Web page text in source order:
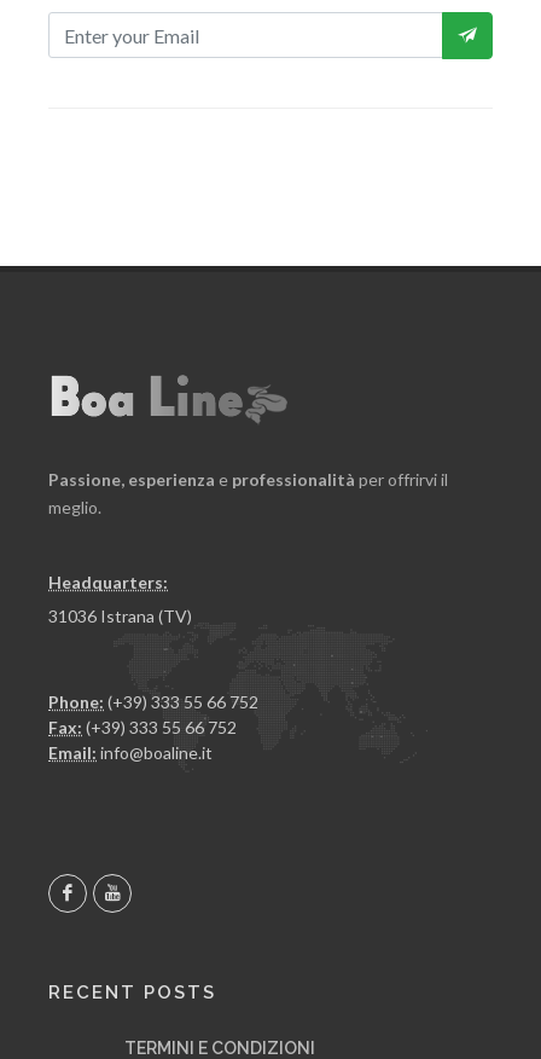
Passione, esperienza e professionalità per offrirvi il
meglio.
Headquarters:
31036 Istrana (TV)
Phone: (+39) 333 55 66 752
Fax: (+39) 333 55 66 752
Email: info@boaline.it
RECENT POSTS
TERMINI E CONDIZIONI